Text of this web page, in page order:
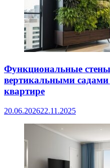
Функциональные
вертикальными садами
квартире
20.06.202622.11.2025